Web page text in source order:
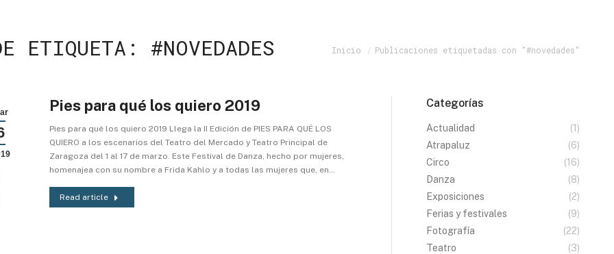
ETIQUETA: #NOVEDADES Estás aquí:
Inicio Publicaciones etiquetadas con "#novedades"
Pies para qué los quiero 2019
Pies para qué los quiero 2019 Llega la II Edición de PIES PARA QUÉ LOS
QUIERO a los escenarios del Teatro del Mercado y Teatro Principal de
Zaragoza del 1 al 17 de marzo. Este Festival de Danza, hecho por mujeres,
homenajea con su nombre a Frida Kahlo y a todas las mujeres que, en…
Read article
Categorías
Actualidad
(1)
Atrapaluz
(6)
Circo
(16)
Danza
(8)
Exposiciones
(2)
Ferias y festivales
(9)
Fotografía
(22)
Teatro
(3)